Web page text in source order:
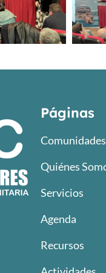
Páginas
Quiénes
Servicios
Agenda
Recursos